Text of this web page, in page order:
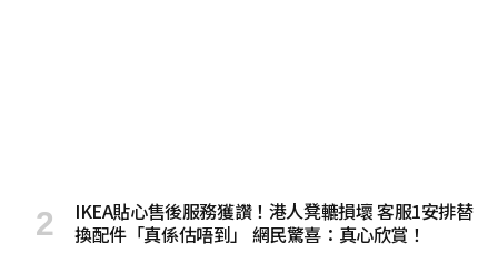
IKEA貼心售後服務獲讚！港人凳轆損壞 客服1安排替
換配件「真係估唔到」 網民驚喜：真心欣賞！